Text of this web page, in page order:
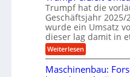
a
u
f
ü
h
r
u
n
g
e
u
n
g
s
f
r
e
e
Trumpf hat die
Geschäftsjahr 2025/
wurde ein Umsatz
dieser lag damit in
Weiterlesen:
T
u
Maschinenbau: